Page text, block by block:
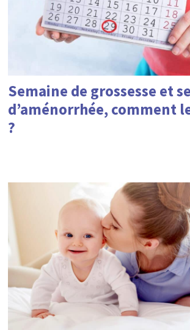
Semaine de grossesse et
d’aménorrhée, comment
?